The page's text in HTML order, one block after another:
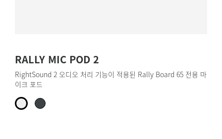
RALLY MIC POD 2
RightSound 2 오디오 처리 기능이 적용된 Rally Board 65 전용 마
이크 포드